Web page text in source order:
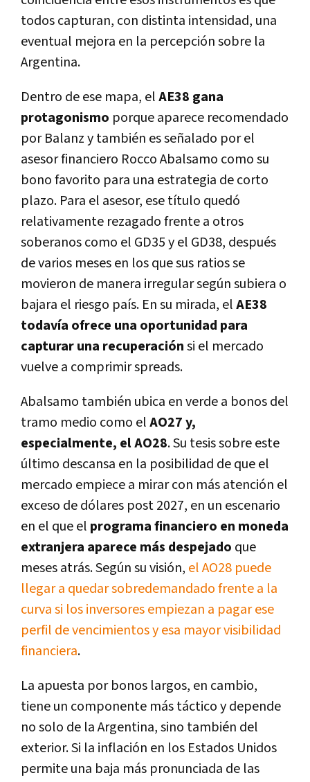
todos capturan, con distinta intensidad, una
eventual mejora en la percepción sobre la
Argentina.
Dentro de ese mapa, elAE38 gana
protagonismo porque aparece recomendado
por Balanz y también es señalado por el
asesor financiero Rocco Abalsamo como su
bono favorito para una estrategia de corto
plazo. Para el asesor, ese título quedó
relativamente rezagado frente a otros
soberanos como el GD35 y el GD38, después
de varios meses en los que sus ratios se
movieron de manera irregular según subiera o
bajara el riesgo país. En su mirada, elAE38
todavía ofrece una oportunidad para
capturar una recuperaciónsi el mercado
vuelve a comprimir spreads.
Abalsamo también ubica en verde a bonos del
tramo medio como elAO27 y,
especialmente, el AO28. Su tesis sobre este
último descansa en la posibilidad de que el
mercado empiece a mirar con más atención el
exceso de dólares post 2027, en un escenario
en el que el programa financiero en moneda
extranjera aparece más despejado que
meses atrás. Según su visión, el AO28 puede
llegar a quedar sobredemandado frente a la
curva si los inversores empiezan a pagar ese
perfil de vencimientos y esa mayor visibilidad
financiera.
La apuesta por bonos largos, en cambio,
tiene un componente más táctico y depende
no solo de la Argentina, sino también del
exterior. Si la inflación en los Estados Unidos
permite una baja más pronunciada de las